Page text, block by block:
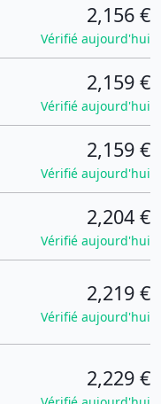
2,156 €
Vérifié aujourd'hui
2,159 €
Vérifié aujourd'hui
2,159 €
Vérifié aujourd'hui
2,204 €
Vérifié aujourd'hui
2,219 €
Vérifié aujourd'hui
2,229 €